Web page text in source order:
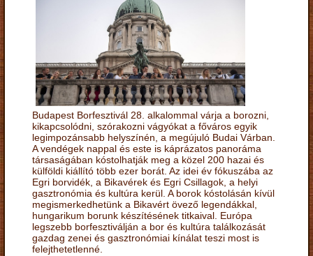
Budapest Borfesztivál 28. alkalommal várja a borozni,
kikapcsolódni, szórakozni vágyókat a főváros egyik
legimpozánsabb helyszínén, a megújuló Budai Várban.
A vendégek nappal és este is káprázatos panoráma
társaságában kóstolhatják meg a közel 200 hazai és
külföldi kiállító több ezer borát. Az idei év fókuszába az
Egri borvidék, a Bikavérek és Egri Csillagok, a helyi
gasztronómia és kultúra kerül. A borok kóstolásán kívül
megismerkedhetünk a Bikavért övező legendákkal,
hungarikum borunk készítésének titkaival. Európa
legszebb borfesztiválján a bor és kultúra találkozását
gazdag zenei és gasztronómiai kínálat teszi most is
felejthetetlenné.